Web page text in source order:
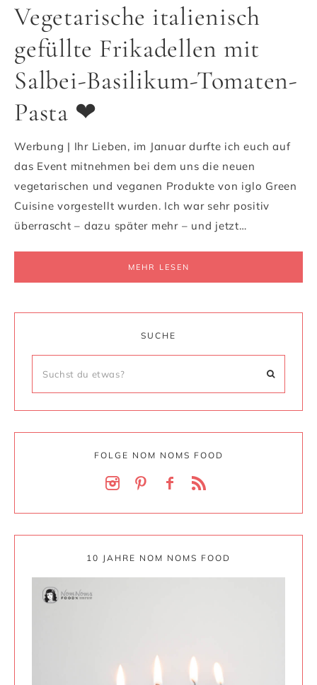
Vegetarische italienisch
gefüllte Frikadellen mit
Salbei-Basilikum-Tomaten-
Pasta ❤
Werbung | Ihr Lieben, im Januar durfte ich euch auf
das Event mitnehmen bei dem uns die neuen
vegetarischen und veganen Produkte von iglo Green
Cuisine vorgestellt wurden. Ich war sehr positiv
überrascht – dazu später mehr – und jetzt…
MEHR LESEN
SUCHE
FOLGE NOM NOMS FOOD
10 JAHRE NOM NOMS FOOD